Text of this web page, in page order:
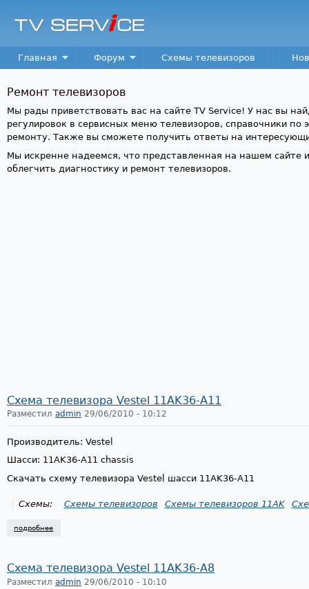
TV
Service
Main menu
Главная Форум Схемы телевизоров
Ремонт телевизоров
Мы рады приветствовать вас на сайте TV Service! У нас вы
регулировок в сервисных меню телевизоров, справочники
ремонту. Также вы сможете получить ответы на
Мы искренне надеемся, что представленная на нашем
облегчить диагностику и ремонт телевизоров.
Схема телевизора Vestel 11AK36-A11
Разместил admin 29/06/2010 - 10:12
Производитель: Vestel
Шасси: 11AK36-A11 chassis
Скачать схему телевизора Vestel шасси 11AK36-A11
Схемы: Схемы телевизоров Схемы телевизоров 11AK
подробнее
Схема телевизора Vestel 11AK36-A8
Разместил admin 29/06/2010 - 10:10